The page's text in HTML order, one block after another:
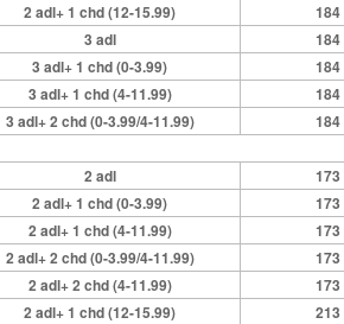
2 adl+ 1 chd (12-15.99)
184
3 adl
184
3 adl+ 1 chd (0-3.99)
184
3 adl+ 1 chd (4-11.99)
184
3 adl+ 2 chd (0-3.99/4-11.99)
184
2 adl
173
2 adl+ 1 chd (0-3.99)
173
2 adl+ 1 chd (4-11.99)
173
2 adl+ 2 chd (0-3.99/4-11.99)
173
2 adl+ 2 chd (4-11.99)
173
2 adl+ 1 chd (12-15.99)
213